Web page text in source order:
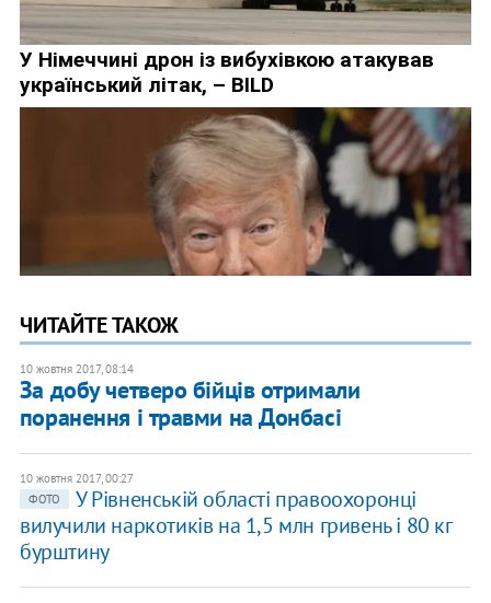
ЧИТАЙТЕ ТАКОЖ
10 жовтня 2017, 08:14
За добу четверо бійців отримали
поранення і травми на Донбасі
10 жовтня 2017, 00:27
ФОТО
У Рівненській області правоохоронці
вилучили наркотиків на 1,5 млн гривень і 80 кг
бурштину